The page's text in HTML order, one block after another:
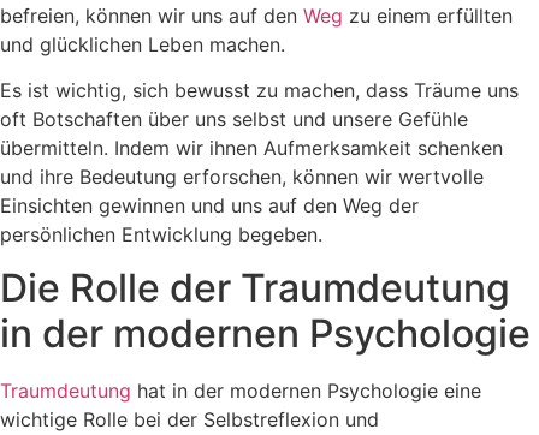
befreien, können wir uns auf den Weg zu einem erfüllten
und glücklichen Leben machen.
Es ist wichtig, sich bewusst zu machen, dass Träume uns
oft Botschaften über uns selbst und unsere Gefühle
übermitteln. Indem wir ihnen Aufmerksamkeit schenken
und ihre Bedeutung erforschen, können wir wertvolle
Einsichten gewinnen und uns auf den Weg der
persönlichen Entwicklung begeben.
Die Rolle der Traumdeutung
in der modernen Psychologie
Traumdeutung hat in der modernen Psychologie eine
wichtige Rolle bei der Selbstreflexion und